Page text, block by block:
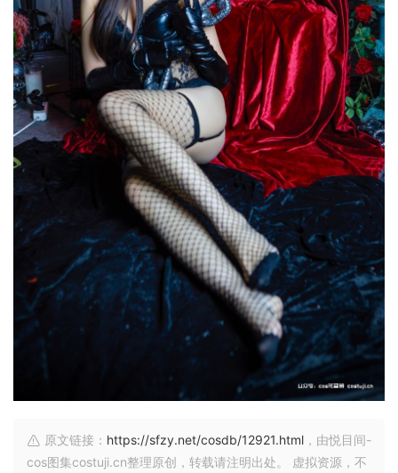
原文链接： https://sfzy.net/cosdb/12921.html ，由悦目间-
cos图集costuji.cn整理原创，转载请注明出处。 虚拟资源，不